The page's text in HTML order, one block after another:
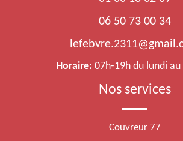
06 50 73 00 34
Horaire: 07h-19h du lundi au
Nos services
Couvreur 77